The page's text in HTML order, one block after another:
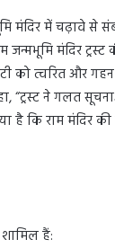
मंदिर में
जन्मभूमि मंदिर
को त्वरित और
“ट्रस्ट ने गलत
है कि राम मंदिर
शामिल हैं: